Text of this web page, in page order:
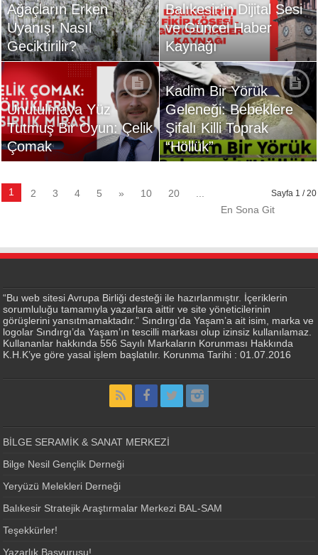
Ağaçların Erken
Uyanışı Nasıl
Geciktirilir?
Balıkesir’in Dijital Sesi
ve Güncel Haber
Kaynağı
Unutulmaya Yüz
Tutmuş Bir Oyun: Çelik
Çomak
Kadim Bir Yörük
Geleneği: Bebeklere
Şifalı Killi Toprak
“Höllük”
Sayfa 1 / 20
1 2 3 4 5 » 10 20
En Sona Git
“Bu web sitesi Avrupa Birliği desteği ile hazırlanmıştır. İçeriklerin
sorumluluğu tamamıyla yazarlara aittir ve site yöneticilerinin
görüşlerini yansıtmamaktadır.” Sındırgı’da Yaşam’a ait isim, marka ve
logolar Sındırgı’da Yaşam’ın tescilli markası olup izinsiz kullanılamaz.
Kullananlar hakkında 556 Sayılı Markaların Korunması Hakkında
K.H.K’ye göre yasal işlem başlatılır. Korunma Tarihi : 01.07.2016
BİLGE SERAMİK & SANAT MERKEZİ
Bilge Nesil Gençlik Derneği
Yeryüzü Melekleri Derneği
Balıkesir Stratejik Araştırmalar Merkezi BAL-SAM
Teşekkürler!
Yazarlık Başvurusu!